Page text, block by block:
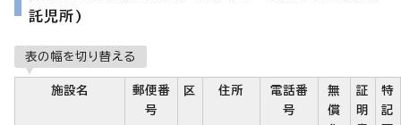
託児所)
表の幅を切り替える
施設名
郵便番
号
区 住所
電話番
号
無
償
証
明
特
記